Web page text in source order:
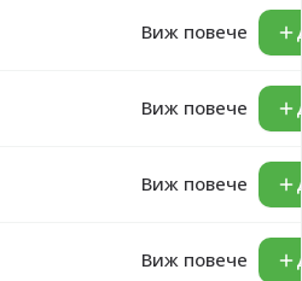
Виж повече
Виж повече
Виж повече
Виж повече